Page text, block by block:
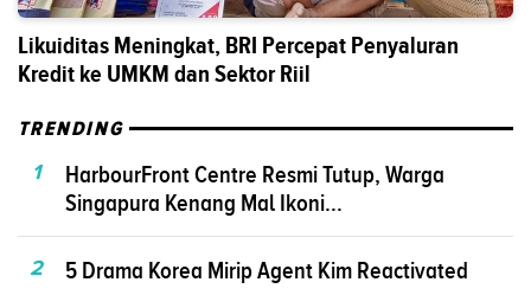
Likuiditas Meningkat, BRI Percepat Penyaluran
Kredit ke UMKM dan Sektor Riil
TRENDING
1
HarbourFront Centre Resmi Tutup, Warga
Singapura Kenang Mal Ikoni...
2 5 Drama Korea Mirip Agent Kim Reactivated